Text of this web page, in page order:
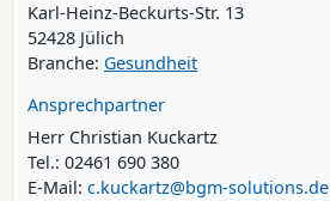
Karl-Heinz-Beckurts-Str. 13
52428 Jülich
Branche: Gesundheit
Ansprechpartner
Herr Christian Kuckartz
Tel.: 02461 690 380
E-Mail: c.kuckartz@bgm-solutions.de